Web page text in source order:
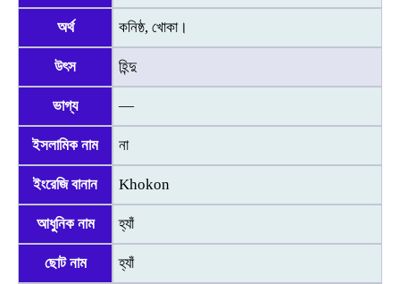
অর্থ কনিষ্ঠ, খোকা।
উৎস হিন্দু
ভাগ্য —
ইসলামিক নাম না
ইংরেজি বানান Khokon
আধুনিক নাম হ্যাঁ
ছোট নাম হ্যাঁ